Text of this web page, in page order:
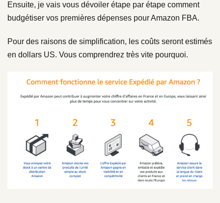
Ensuite, je vais vous dévoiler étape par étape comment
budgétiser vos premières dépenses pour Amazon FBA.
Pour des raisons de simplification, les coûts seront estimés
en dollars US. Vous comprendrez très vite pourquoi.